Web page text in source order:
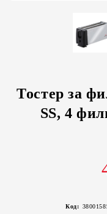
Тостер за
SS, 4
Код: